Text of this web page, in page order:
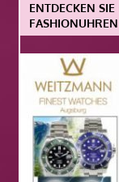
ENTDECKEN